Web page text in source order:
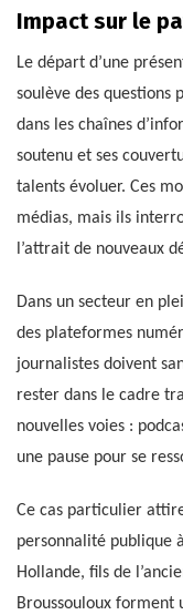
Impact sur le
Le départ d’une
soulève des questions
dans les chaînes
soutenu et ses
talents évoluer. Ces
médias, mais ils
l’attrait de nouveaux
Dans un secteur en
des plateformes
journalistes doivent
rester dans le cadre
nouvelles voies :
une pause pour se
Ce cas particulier
personnalité publique
Hollande, fils de
Broussouloux forment